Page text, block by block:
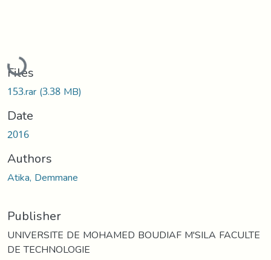
Loading...
Files
153.rar(3.38 MB)
Date
2016
Authors
Atika, Demmane
Publisher
UNIVERSITE DE MOHAMED BOUDIAF M'SILA FACULTE
DE TECHNOLOGIE